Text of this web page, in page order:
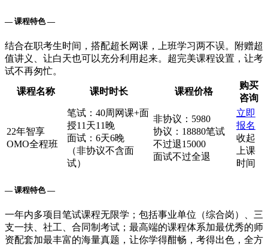
— 课程特色 —
结合在职考生时间，搭配超长网课，上班学习两不误。附赠超
值讲义、让白天也可以充分利用起来。超完美课程设置，让考
试不再匆忙。
课程名称
课时时长 课程价格
购买
咨询
22年智享
OMO全程班
笔试：40周网课+面
授11天11晚
面试：6天6晚
（非协议不含面
试）
非协议：5980
协议：18880笔试
不过退15000
面试不过全退
立即
报名
收起
上课
时间
— 课程特色 —
一年内多项目笔试课程无限学；包括事业单位（综合岗）、三
支一扶、社工、合同制考试；最高端的课程体系加最优秀的师
资配套加最丰富的海量真题，让你学得酣畅，考得出色，全方